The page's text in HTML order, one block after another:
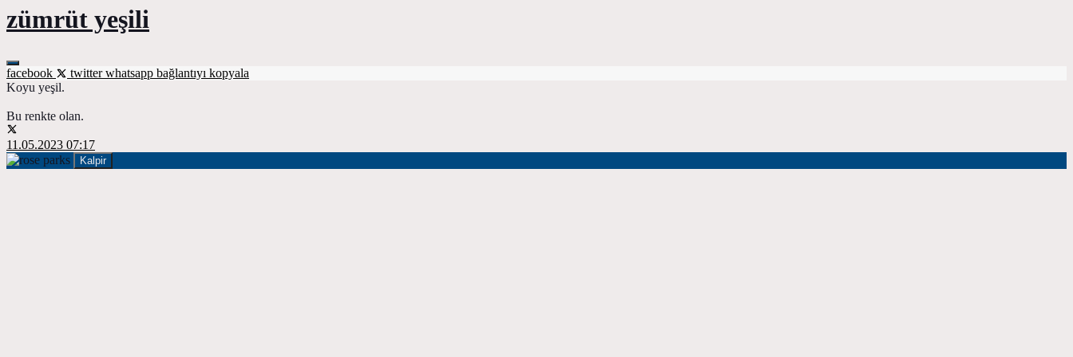
zümrüt yeşili
facebook twitterwhatsapp bağlantıyı kopyala
Koyu yeşil.
Bu renkte olan.
11.05.2023 07:17
Kalpir